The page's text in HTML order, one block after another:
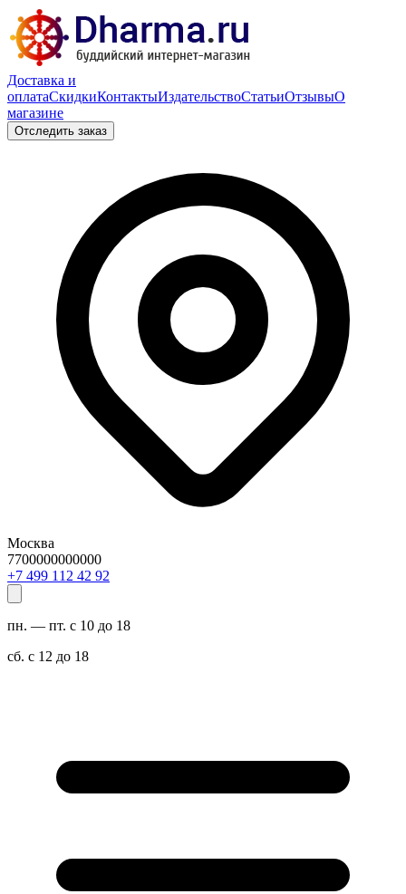
Доставка и
оплатаСкидкиКонтактыИздательствоСтатьиОтзывыО
магазине
Отследить заказ
Москва
7700000000000
29 24 211 994 7+
пн. — пт. с 10 до 18
сб. с 12 до 18